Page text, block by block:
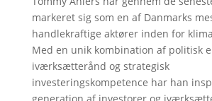
markeret sig som en af Danmarks
handlekraftige aktører inden for
Med en unik kombination af politisk
iværksætterånd og strategisk
investeringskompetence har han